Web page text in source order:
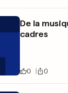
De la
cadres
0 0